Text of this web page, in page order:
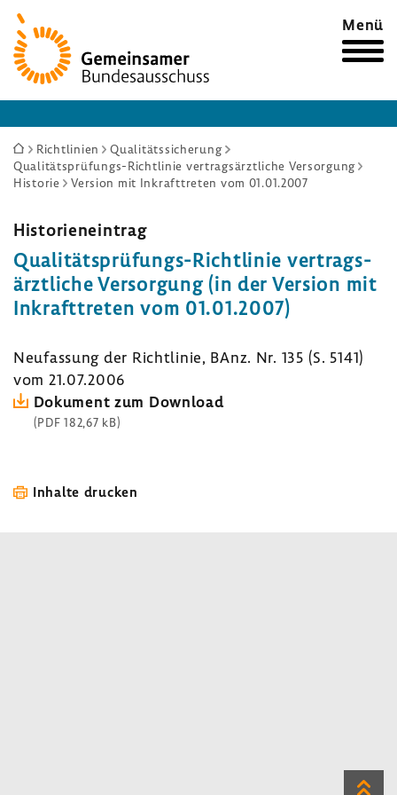
Zur
Startseite
Menü
Sie
sind
Richtlinien
Qualitätssicherung
Qualitätsprüfungs-Richtlinie vertragsärztliche Versorgung
Historie
Version mit Inkrafttreten vom 01.01.2007
Histo­ri­en­ein­trag
Qualitätsprüfungs-​Richtlinie vertrags­
ärzt­liche Versor­gung (in der Version mit
Inkraft­treten vom 01.01.2007)
Neufas­sung der Richt­linie, BAnz. Nr. 135 (S. 5141)
vom 21.07.2006
Doku­ment zum Down­load
(PDF 182,67 kB)
Inhalte drucken
Zum